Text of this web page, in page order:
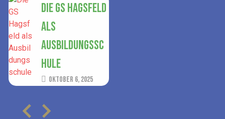
Die GS Hagsfeld
als
Ausbildungssc
hule
Oktober 6, 2025